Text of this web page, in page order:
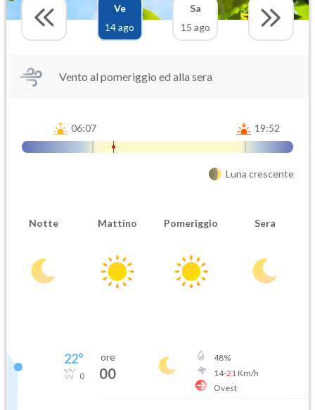
Ve
14 ago
Sa
15 ago
Vento al pomeriggio ed alla sera
06:07 19:52
Luna crescente
Notte Mattino Pomeriggio Sera
22°
0
ore
00
48%
14-21 Km/h
Ovest